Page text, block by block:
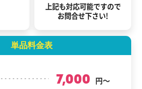
上記も対応可能ですので
お問合せ下さい!
単品料金表
7,000 円～